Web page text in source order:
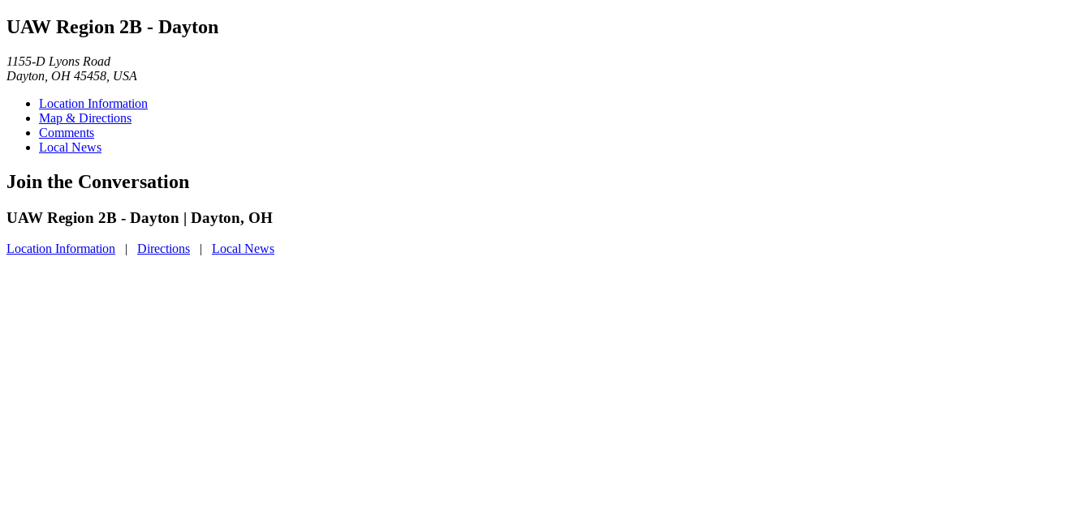
UAW Region 2B - Dayton
1155-D Lyons Road
Dayton, OH 45458, USA
Location Information
Map & Directions
Comments
Local News
Join the Conversation
UAW Region 2B - Dayton | Dayton, OH
Location Information | Directions | Local News